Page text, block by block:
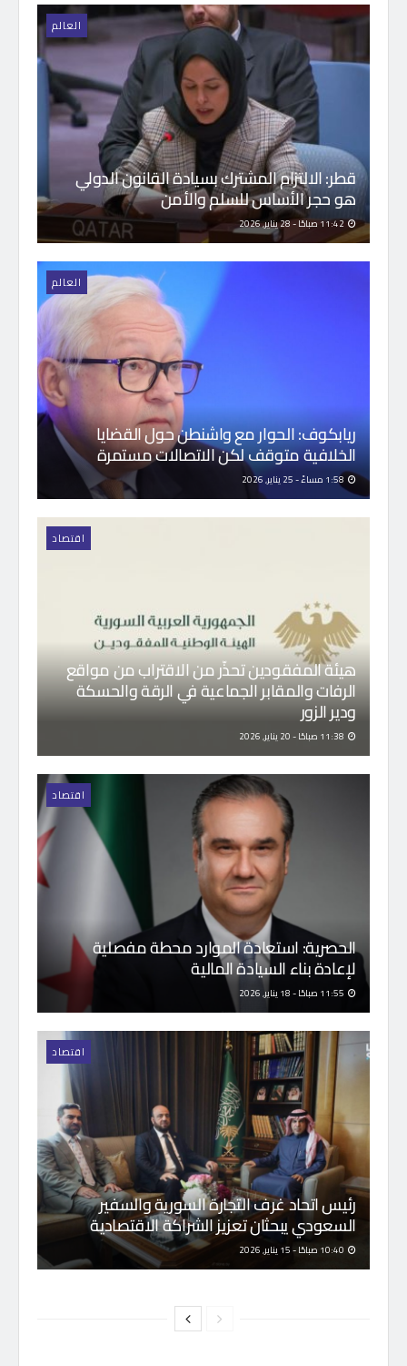
العالم
قطر: الالتزام المشترك بسيادة القانون الدولي
هو حجر الأساس للسلم والأمن
11:42 صباحًا - 28 يناير, 2026
العالم
ريابكوف: الحوار مع واشنطن حول القضايا
الخلافية متوقف لكن الاتصالات مستمرة
اقتصاد
هيئة المفقودين تحذّر من الاقتراب من مواقع
الرفات والمقابر الجماعية في الرقة والحسكة
ودير الزور
اقتصاد
الحصرية: استعادة الموارد محطة مفصلية
لإعادة بناء السيادة المالية
اقتصاد
رئيس اتحاد غرف التجارة السورية والسفير
السعودي يبحثان تعزيز الشراكة الاقتصادية